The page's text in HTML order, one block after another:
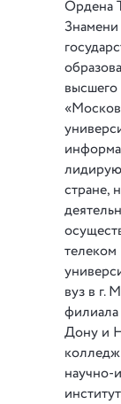
Ордена
стране,
телеком
вуз в г.
Дону и
научно-